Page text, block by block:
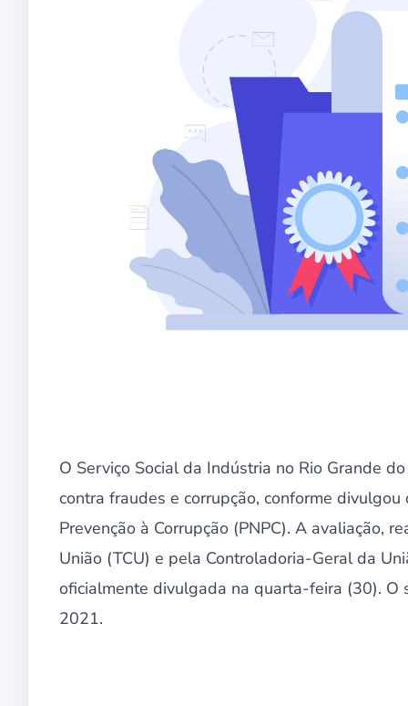
O Serviço Social da Indústria no Rio Grande
contra fraudes e corrupção, conforme
Prevenção à Corrupção (PNPC). A avaliação,
União (TCU) e pela Controladoria-Geral da
oficialmente divulgada na quarta-feira (30). O
2021.